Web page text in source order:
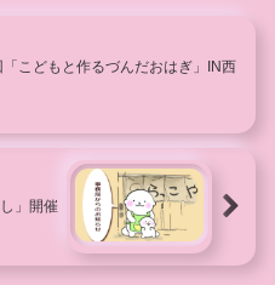
こどもと作るづんだおはぎ」IN西
」開催